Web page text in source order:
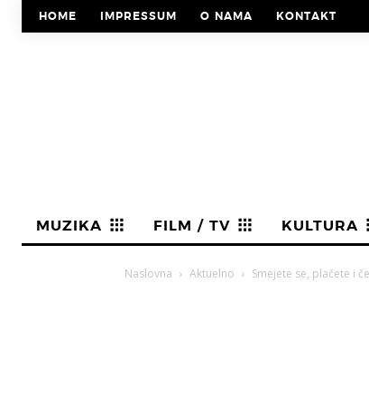
HOME IMPRESSUM O NAMA KONTAKT
MUZIKA FILM / TV KULTURA
Naslovna Aktuelno Smejete se, plačete i